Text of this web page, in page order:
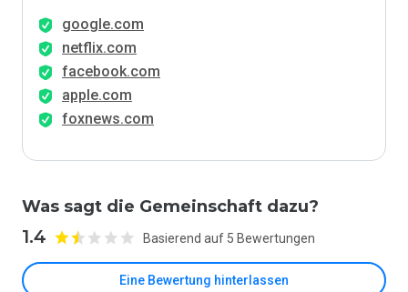
google.com
netflix.com
facebook.com
apple.com
foxnews.com
Was sagt die Gemeinschaft dazu?
1.4 Basierend auf 5 Bewertungen
Eine Bewertung hinterlassen